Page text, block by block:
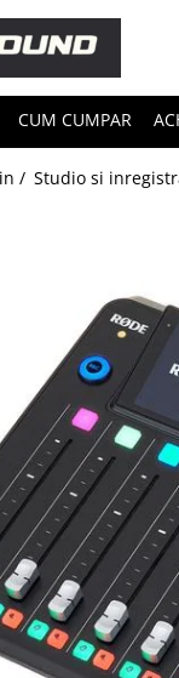
UPS si
CUM CUMPAR
/ Studio si